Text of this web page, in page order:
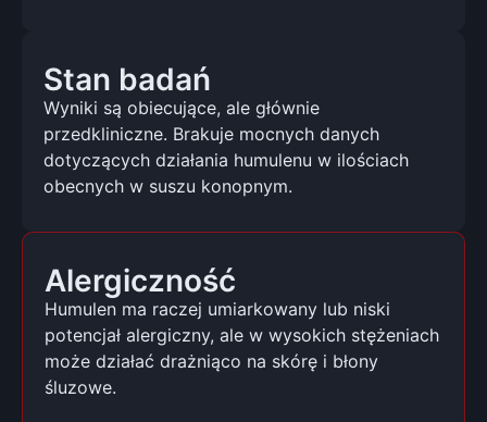
Stan badań
Wyniki są obiecujące, ale głównie
przedkliniczne. Brakuje mocnych danych
dotyczących działania humulenu w ilościach
obecnych w suszu konopnym.
Alergiczność
Humulen ma raczej umiarkowany lub niski
potencjał alergiczny, ale w wysokich stężeniach
może działać drażniąco na skórę i błony
śluzowe.